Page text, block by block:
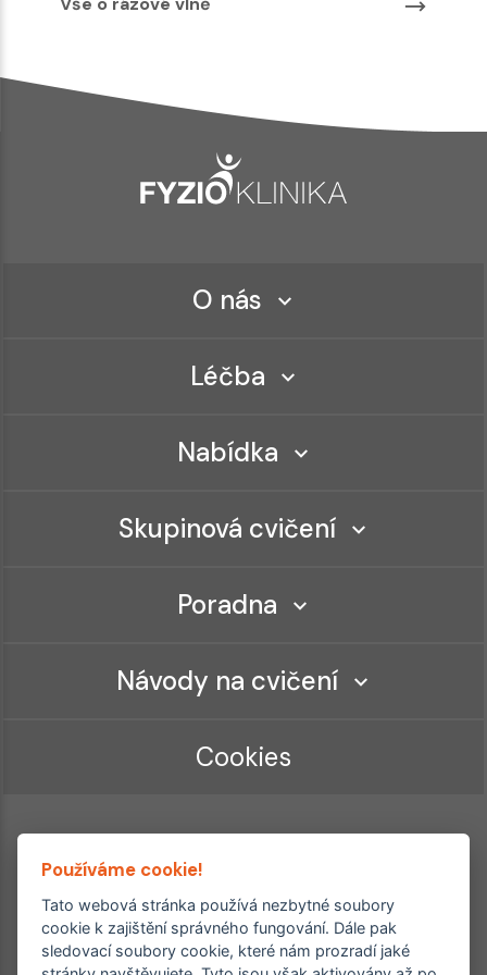
O nás
Léčba
Nabídka
Skupinová cvičení
Poradna
Návody na cvičení
Cookies
Ordinace roku
Rehabilitační ordinace
Používáme cookie!
Tato webová stránka používá nezbytné soubory
cookie k zajištění správného fungování. Dále pak
sledovací soubory cookie, které nám prozradí jaké